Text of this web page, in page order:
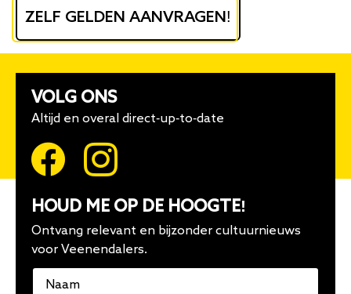
ZELF GELDEN AANVRAGEN!
VOLG ONS
Altijd en overal direct-up-to-date
HOUD ME OP DE HOOGTE!
Ontvang relevant en bijzonder cultuurnieuws
voor Veenendalers.
Naam